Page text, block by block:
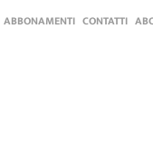
ABBONAMENTI CONTATTI